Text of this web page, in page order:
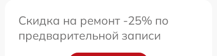
Скидка на ремонт -25% по
предварительной записи